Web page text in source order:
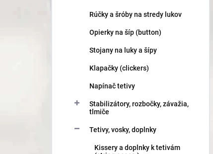
Rúčky a šróby na stredy lukov
Opierky na šíp (button)
Stojany na luky a šípy
Klapačky (clickers)
Napínač tetivy
Stabilizátory, rozbočky, závažia,
tlmiče
Tetivy, vosky, doplnky
Kissery a doplnky k tetivám